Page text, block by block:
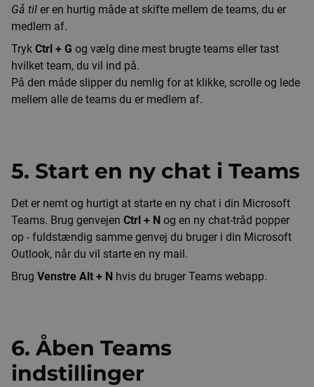
Gå til er en hurtig måde at skifte mellem de teams, du er
medlem af.
Tryk Ctrl + G og vælg dine mest brugte teams eller tast
hvilket team, du vil ind på.
På den måde slipper du nemlig for at klikke, scrolle og lede
mellem alle de teams du er medlem af.
5. Start en ny chat i Teams
Det er nemt og hurtigt at starte en ny chat i din Microsoft
Teams. Brug genvejen Ctrl + N og en ny chat-tråd popper
op - fuldstændig samme genvej du bruger i din Microsoft
Outlook, når du vil starte en ny mail.
Brug Venstre Alt + N hvis du bruger Teams webapp.
6. Åben Teams
indstillinger